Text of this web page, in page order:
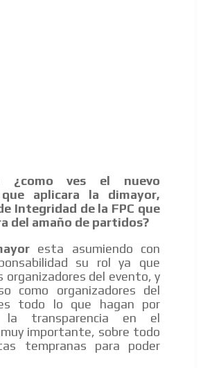
¿como ves el nuevo
aplicara la dimayor,
Integridad de la FPC que
del amaño de partidos?
esta asumiendo con
su rol ya que
organizadores del evento, y
como organizadores del
todo lo que hagan por
la transparencia en el
importante, sobre todo
tempranas para poder